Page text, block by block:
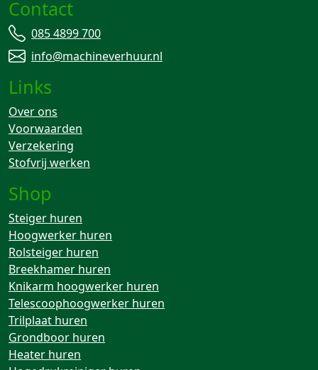
Contact
085 4899 700
info@machineverhuur.nl
Links
Over ons
Voorwaarden
Verzekering
Stofvrij werken
Shop
Steiger huren
Hoogwerker huren
Rolsteiger huren
Breekhamer huren
Knikarm hoogwerker huren
Telescoophoogwerker huren
Trilplaat huren
Grondboor huren
Heater huren